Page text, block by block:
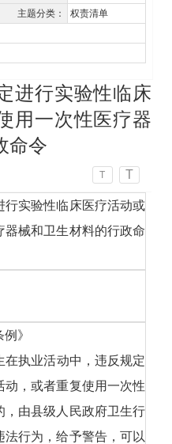
主题分类：
权责清单
进行实验性临床
用一次性医疗器
命令
T T
行实验性临床医疗活动或
器械和卫生材料的行政命
》
执业活动中，违反规定
动，或者重复使用一次性
，由县级人民政府卫生行
行为，给予警告，可以